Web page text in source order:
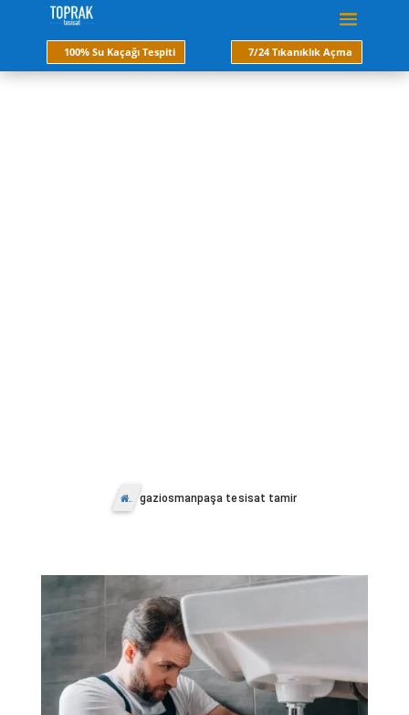
100% Su Kaçağı Tespiti 7/24 Tıkanıklık Açma
gaziosmanpaşa tesisat
Anasayfa
gaziosmanpaşa tesisat tamir